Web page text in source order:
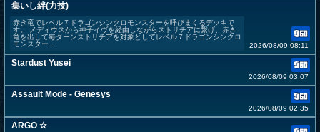
集いし絆(力技)
赤き竜でレベル７ドラゴンシンクロモンスターを呼びまくるデッキで
す。 メディウスから神子イヴを経由しながらストリチアに繋げ、赤き
竜を出して毎ターンストリチアを対象としてレベル７ドラゴンシンクロ
モンスター...
2026/08/09 08:11
Stardust Yusei
2026/08/09 03:07
Assault Mode - Genesys
2026/08/09 02:35
ARGO ☆